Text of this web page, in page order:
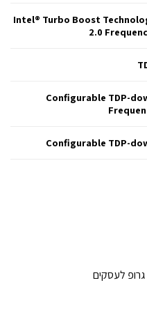
Intel® Turbo Boost
2.0
Configurable TDP-
Configurable TDP-